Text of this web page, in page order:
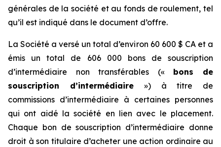
générales de la société et au fonds de roulement, tel
qu’il est indiqué dans le document d’offre.
La Société a versé un total d’environ 60 600 $ CA et a
émis un total de 606 000 bons de souscription
d’intermédiaire non transférables (« bons de
souscription d’intermédiaire») à titre de
commissions d’intermédiaire à certaines personnes
qui ont aidé la société en lien avec le placement.
Chaque bon de souscription d’intermédiaire donne
droit à son titulaire d’acheter une action ordinaire au